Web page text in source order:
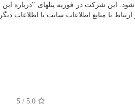
این شرکت در فوریه پنلهای "درباره
با منابع اطلاعات سایت یا اطلاعات
5.0
/
5